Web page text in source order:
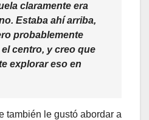
claramente era
Estaba ahí arriba,
probablemente
centro, y creo que
explorar eso en
también le gustó abordar a